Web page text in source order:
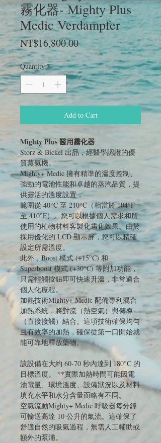
霧化器- Mighty Plus
Medic Verdampfer
NT$16,800.00Price
Quantity *
Add to Cart
Mighty Plus 醫用霧化器
Storz & Bickel 出品，經醫學認證的優
質蒸氣機。
Mighty+ Medic 擁有精準的溫度控制、
強勁的電池性能和卓越的蒸汽品質， 提
供靈活的溫度設置，
範圍從 40°C 至 210°C（相當於 104°F
至 410°F）。您可以根據個人需求和所
使用的植物材料客製化霧化效果。由於
採用優化的 LCD 顯示屏，您可以精確
設定所需溫度。
此外，Boost 模式 (+15°C) 和
Superboost 模式 (+30°C) 等附加功能，
只需輕觸按鈕即可快速升溫，非常適合
個人化療程。
加熱技術Mighty+ Medic 配備專利混合
加熱系統，將對流（熱空氣）與傳導
（直接接觸）結合。這項技術確保均勻
且有效率的加熱，確保從第一口開始就
能可靠地釋放藥物。
該設備在大約 60-70 秒內達到 180°C 的
目標溫度。 **實際加熱時間可能因電
池電量、環境溫度、設備狀況以及材料
填充水平和水分含量而略有不同。
空氣流動Mighty+ Medic 呼吸器每分鐘
可輸送高達 10 公升的氣流。 這確保了
舒適自然的吸氣過程，無需人工輔助或
額外的泵浦。